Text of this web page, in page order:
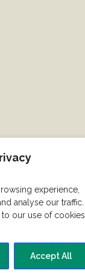
experience,
analyse our traffic.
our use of
Accept All
du vil